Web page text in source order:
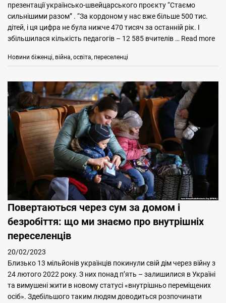
презентації українсько-швейцарського проєкту “Стаємо
сильнішими разом” . “За кордоном у нас вже більше 500 тис.
дітей, і ця цифра не була нижче 470 тисяч за останній рік. І
збільшилася кількість педагогів – 12 585 вчителів … Read more
Categories
Новини Tags
біженці, війна, освіта, переселенці
Повертаються через сум за домом і
безробіття: що ми знаємо про внутрішніх
переселенців
20/02/2023
Близько 13 мільйонів українців покинули свій дім через війну з
24 лютого 2022 року. З них понад п’ять – залишилися в Україні
та вимушені жити в новому статусі «внутрішньо переміщених
осіб». Здебільшого таким людям доводиться розпочинати